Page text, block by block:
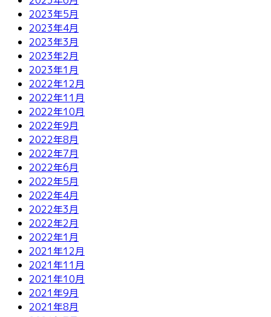
2023年5月
2023年4月
2023年3月
2023年2月
2023年1月
2022年12月
2022年11月
2022年10月
2022年9月
2022年8月
2022年7月
2022年6月
2022年5月
2022年4月
2022年3月
2022年2月
2022年1月
2021年12月
2021年11月
2021年10月
2021年9月
2021年8月